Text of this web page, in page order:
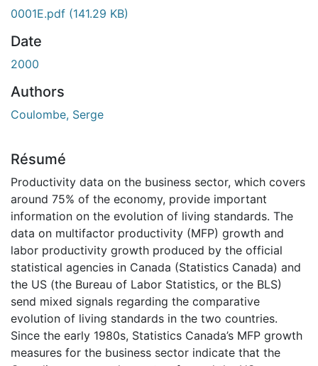
0001E.pdf (141.29 KB)
Date
2000
Authors
Coulombe, Serge
Résumé
Productivity data on the business sector, which covers
around 75% of the economy, provide important
information on the evolution of living standards. The
data on multifactor productivity (MFP) growth and
labor productivity growth produced by the official
statistical agencies in Canada (Statistics Canada) and
the US (the Bureau of Labor Statistics, or the BLS)
send mixed signals regarding the comparative
evolution of living standards in the two countries.
Since the early 1980s, Statistics Canada’s MFP growth
measures for the business sector indicate that the